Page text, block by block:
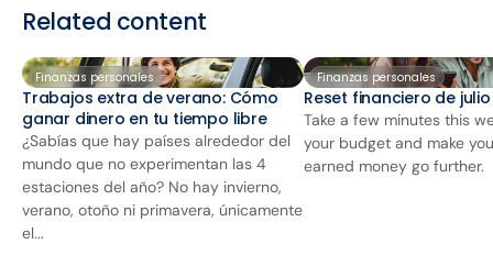
Related content
Finanzas personales
Trabajos extra de verano: Cómo
ganar dinero en tu tiempo libre
¿Sabías que hay países alrededor del
mundo que no experimentan las 4
estaciones del año? No hay invierno,
verano, otoño ni primavera, únicamente
el...
Finanzas personales
Reset financiero de
Take a few minutes this
your budget and make
earned money go further.